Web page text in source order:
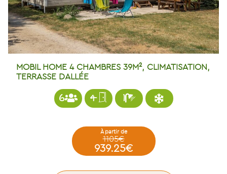
MOBIL HOME 4 CHAMBRES 39M², CLIMATISATION,
TERRASSE DALLÉE
6 4 1
à partir de
1105€
939.25€